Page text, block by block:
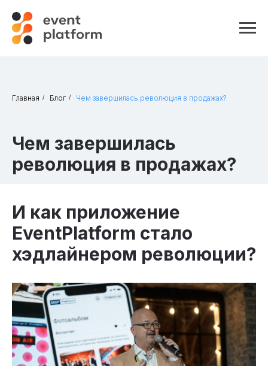
Главная / Блог / Чем завершилась революция в продажах?
Чем завершилась
революция в продажах?
И как приложение
EventPlatform стало
хэдлайнером революции?